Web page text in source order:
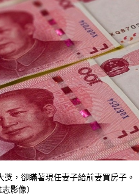
獎，卻瞞著現任妻子給前妻買房子。
影像）